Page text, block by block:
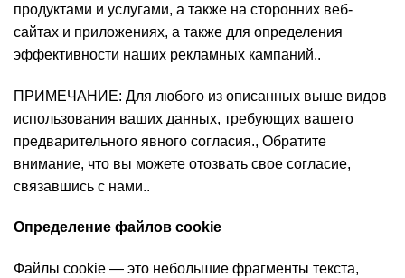
продуктами и услугами, а также на сторонних веб-
сайтах и ​​приложениях, а также для определения
эффективности наших рекламных кампаний..
ПРИМЕЧАНИЕ: Для любого из описанных выше видов
использования ваших данных, требующих вашего
предварительного явного согласия., Обратите
внимание, что вы можете отозвать свое согласие,
связавшись с нами..
Определение файлов cookie
Файлы cookie — это небольшие фрагменты текста,